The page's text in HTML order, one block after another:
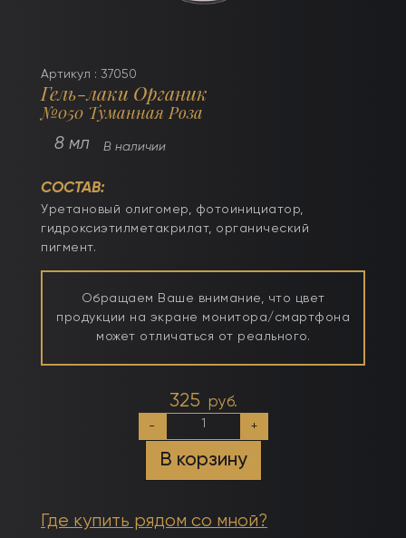
Артикул : 37050
Гель-лаки Органик
№050 Туманная Роза
8 мл В наличии
СОСТАВ:
Уретановый олигомер, фотоинициатор,
гидроксиэтилметакрилат, органический
пигмент.
Обращаем Ваше внимание, что цвет
продукции на экране монитора/смартфона
может отличаться от реального.
325 руб.
Количество
Туманная
Роза
- +
В корзину
Где купить рядом со мной?